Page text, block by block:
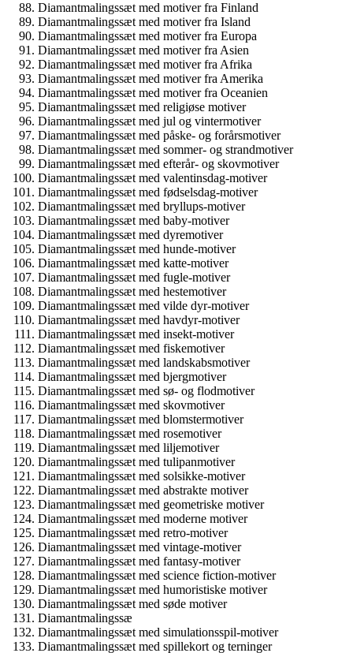
Diamantmalingssæt med motiver fra Finland
Diamantmalingssæt med motiver fra Island
Diamantmalingssæt med motiver fra Europa
Diamantmalingssæt med motiver fra Asien
Diamantmalingssæt med motiver fra Afrika
Diamantmalingssæt med motiver fra Amerika
Diamantmalingssæt med motiver fra Oceanien
Diamantmalingssæt med religiøse motiver
Diamantmalingssæt med jul og vintermotiver
Diamantmalingssæt med påske- og forårsmotiver
Diamantmalingssæt med sommer- og strandmotiver
Diamantmalingssæt med efterår- og skovmotiver
Diamantmalingssæt med valentinsdag-motiver
Diamantmalingssæt med fødselsdag-motiver
Diamantmalingssæt med bryllups-motiver
Diamantmalingssæt med baby-motiver
Diamantmalingssæt med dyremotiver
Diamantmalingssæt med hunde-motiver
Diamantmalingssæt med katte-motiver
Diamantmalingssæt med fugle-motiver
Diamantmalingssæt med hestemotiver
Diamantmalingssæt med vilde dyr-motiver
Diamantmalingssæt med havdyr-motiver
Diamantmalingssæt med insekt-motiver
Diamantmalingssæt med fiskemotiver
Diamantmalingssæt med landskabsmotiver
Diamantmalingssæt med bjergmotiver
Diamantmalingssæt med sø- og flodmotiver
Diamantmalingssæt med skovmotiver
Diamantmalingssæt med blomstermotiver
Diamantmalingssæt med rosemotiver
Diamantmalingssæt med liljemotiver
Diamantmalingssæt med tulipanmotiver
Diamantmalingssæt med solsikke-motiver
Diamantmalingssæt med abstrakte motiver
Diamantmalingssæt med geometriske motiver
Diamantmalingssæt med moderne motiver
Diamantmalingssæt med retro-motiver
Diamantmalingssæt med vintage-motiver
Diamantmalingssæt med fantasy-motiver
Diamantmalingssæt med science fiction-motiver
Diamantmalingssæt med humoristiske motiver
Diamantmalingssæt med søde motiver
Diamantmalingssæ
Diamantmalingssæt med simulationsspil-motiver
Diamantmalingssæt med spillekort og terninger